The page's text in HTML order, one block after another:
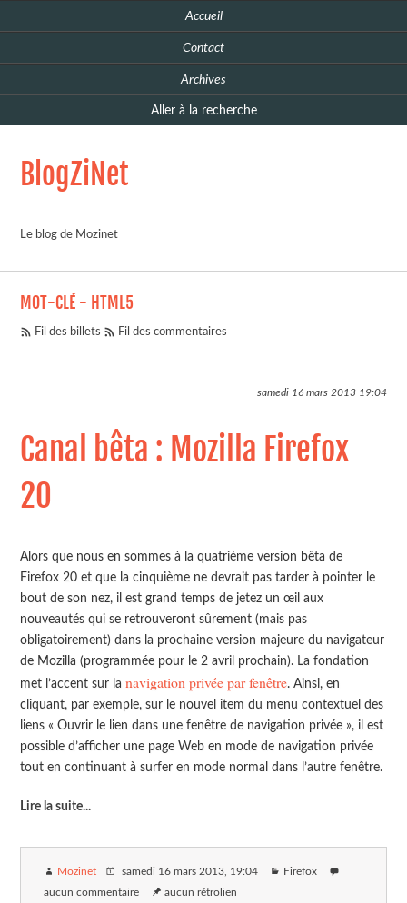
Accueil
Contact
Archives
Aller à la recherche
BlogZiNet
Le blog de Mozinet
MOT-CLÉ - HTML5
Fil des billets Fil des commentaires
samedi 16 mars 201319:04
Canal bêta : Mozilla Firefox
20
Alors que nous en sommes à la quatrième version bêta de
Firefox 20 et que la cinquième ne devrait pas tarder à pointer le
bout de son nez, il est grand temps de jetez un œil aux
nouveautés qui se retrouveront sûrement (mais pas
obligatoirement) dans la prochaine version majeure du navigateur
de Mozilla (programmée pour le 2 avril prochain). La fondation
met l’accent sur lanavigation privée par fenêtre. Ainsi, en
cliquant, par exemple, sur le nouvel item du menu contextuel des
liens « Ouvrir le lien dans une fenêtre de navigation privée », il est
possible d’afficher une page Web en mode de navigation privée
tout en continuant à surfer en mode normal dans l’autre fenêtre.
Lire la suite...
Mozinet samedi 16 mars 2013 , 19:04 Firefox
aucun commentaire aucun rétrolien